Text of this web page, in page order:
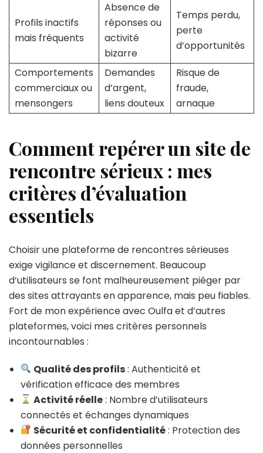
Profils inactifs
mais fréquents
Absence de
réponses ou
activité
bizarre
Temps perdu,
perte
d’opportunités
Comportements
commerciaux ou
mensongers
Demandes
d’argent,
liens douteux
Risque de
fraude,
arnaque
Comment repérer un site de
rencontre sérieux : mes
critères d’évaluation
essentiels
Choisir une plateforme de rencontres sérieuses
exige vigilance et discernement. Beaucoup
d’utilisateurs se font malheureusement piéger par
des sites attrayants en apparence, mais peu fiables.
Fort de mon expérience avec Oulfa et d’autres
plateformes, voici mes critères personnels
incontournables :
Qualité des profils: Authenticité et
vérification efficace des membres
Activité réelle: Nombre d’utilisateurs
connectés et échanges dynamiques
Sécurité et confidentialité: Protection des
données personnelles